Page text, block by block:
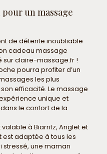
un massage
de détente inoubliable
cadeau massage
claire-massage.fr !
pourra profiter d’un
les plus
efficacité. Le massage
unique et
le confort de la
à Biarritz, Anglet et
est adaptée à tous les
stressé, une maman